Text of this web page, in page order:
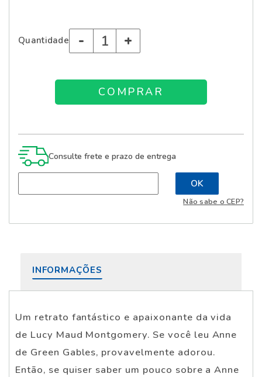
Quantidade - +
Consulte frete e prazo de entrega
Não sabe o CEP?
INFORMAÇÕES
Um retrato fantástico e apaixonante da vida
de Lucy Maud Montgomery. Se você leu Anne
de Green Gables, provavelmente adorou.
Então, se quiser saber um pouco sobre a Anne